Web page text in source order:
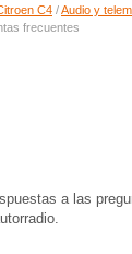
C4 /Audio y
frecuentes
a las